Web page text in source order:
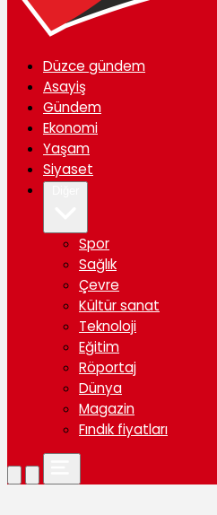
Düzce gündem
Asayiş
Gündem
Ekonomi
Yaşam
Siyaset
Spor
Sağlık
Çevre
Kültür sanat
Teknoloji
Eğitim
Röportaj
Dünya
Magazin
Fındık fiyatları